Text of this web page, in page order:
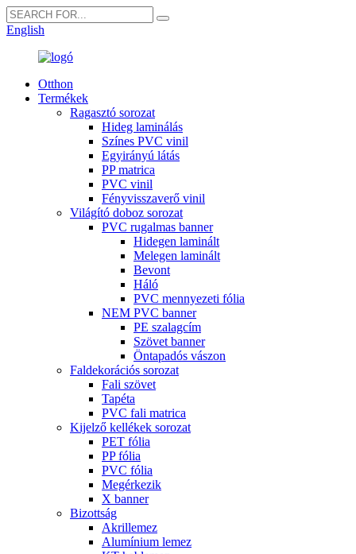
English
Otthon
Termékek
Ragasztó sorozat
Hideg laminálás
Színes PVC vinil
Egyirányú látás
PP matrica
PVC vinil
Fényvisszaverő vinil
Világító doboz sorozat
PVC rugalmas banner
Hidegen laminált
Melegen laminált
Bevont
Háló
PVC mennyezeti fólia
NEM PVC banner
PE szalagcím
Szövet banner
Öntapadós vászon
Faldekorációs sorozat
Fali szövet
Tapéta
PVC fali matrica
Kijelző kellékek sorozat
PET fólia
PP fólia
PVC fólia
Megérkezik
X banner
Bizottság
Akrillemez
Alumínium lemez